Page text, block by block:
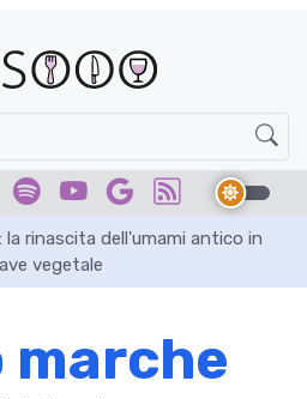
la rinascita dell'umami antico in
vegetale
marche